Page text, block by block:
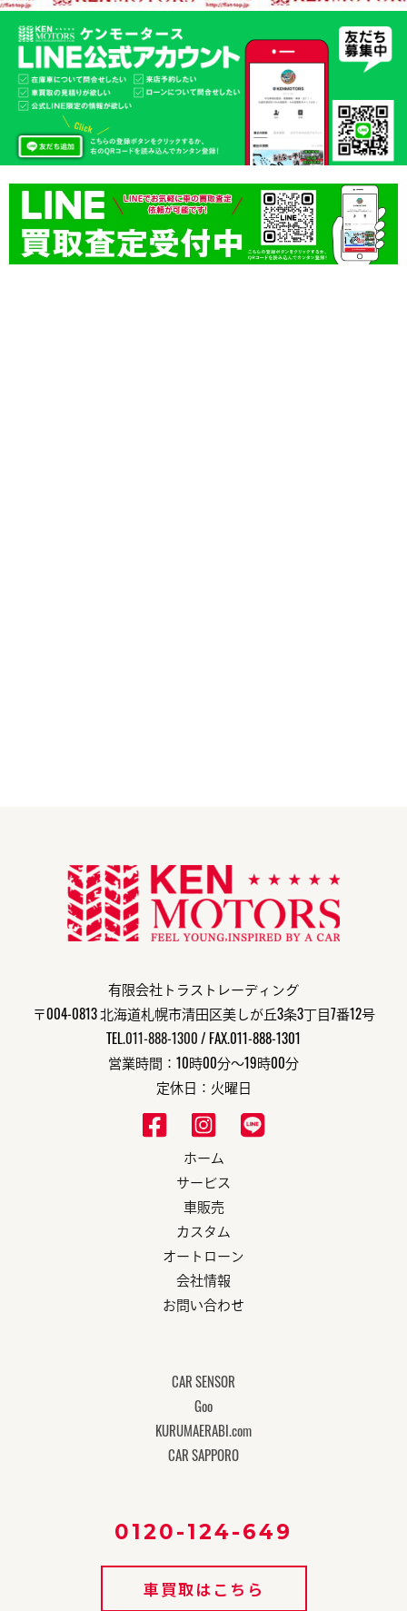
有限会社トラストレーディング
〒004-0813 北海道札幌市清田区美しが丘3条3丁目7番12号
TEL.011-888-1300 / FAX.011-888-1301
営業時間：10時00分～19時00分
定休日：火曜日
ホーム
サービス
車販売
カスタム
オートローン
会社情報
お問い合わせ
CAR SENSOR
Goo
KURUMAERABI.com
CAR SAPPORO
0120-124-649
車買取はこちら